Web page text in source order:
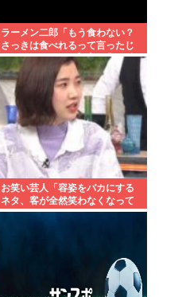
ラーメン二郎「もう食わない？
さっきは食べれるって言ったじ
ゃねーか！」（ヽ´ん`）「」 反
論できる？
お笑い芸人「容姿をバカにする
ネタ、客が全然笑わなくなって
きた」